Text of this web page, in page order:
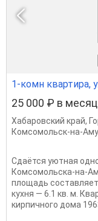
1-комн квартира,
25 000 ₽ в месяц
Хабаровский край,
Комсомольск-на-
Сдаётся уютная
Комсомольска-на-
площадь
кухня — 6.1 кв. м.
кирпичного дома